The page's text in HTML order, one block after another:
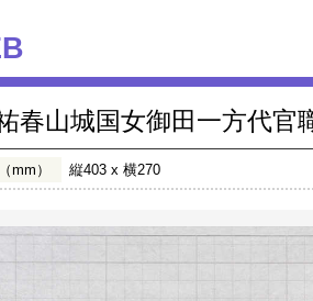
春山城国女御田一方代官
mm） 縦403 x 横270